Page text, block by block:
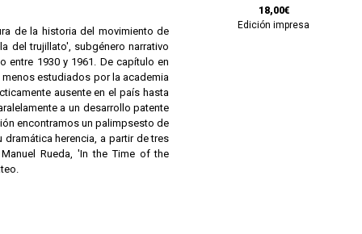
de la historia del movimiento de
del trujillato', subgénero narrativo
entre 1930 y 1961. De capítulo en
estudiados por la academia
ausente en el país hasta
a un desarrollo patente
encontramos un palimpsesto de
herencia, a partir de tres
Rueda, 'In the Time of the
18,00€
Edición impresa